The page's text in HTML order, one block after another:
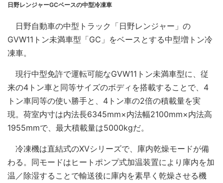
日野レンジャーGCベースの中型冷凍車
日野自動車の中型トラック「日野レンジャー」の
GVW11トン未満車型「GC」をベースとする中型増トン冷
凍車。
現行中型免許で運転可能なGVW11トン未満車型に、従
来の4トン車と同等サイズのボディを搭載することで、4
トン車同等の使い勝手と、4トン車の2倍の積載量を実
現。荷室内寸は内法長6345mm×内法幅2100mm×内法高
1955mmで、最大積載量は5000kgだ。
冷凍機は直結式のXVシリーズで、庫内乾燥モードが備
わる。同モードはヒートポンプ式加温装置により庫内を加
温／除湿することで輸送後に庫内を素早く乾燥させる機